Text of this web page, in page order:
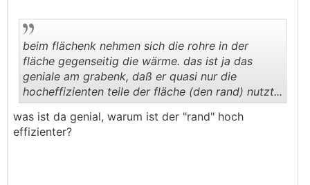
..
beim flächenk nehmen sich die rohre in der
fläche gegenseitig die wärme. das ist ja das
geniale am grabenk, daß er quasi nur die
hocheffizienten teile der fläche (den rand) nutzt...
was ist da genial, warum ist der "rand" hoch
effizienter?